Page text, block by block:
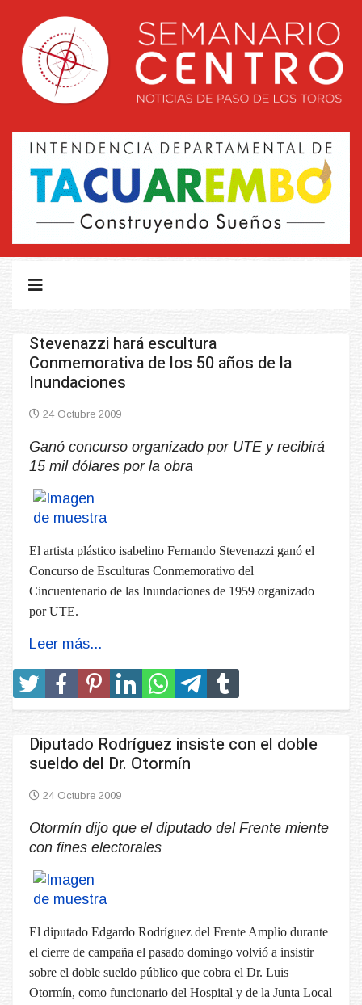
Stevenazzi hará escultura
Conmemorativa de los 50 años de la
Inundaciones
24 Octubre 2009
Ganó concurso organizado por UTE y recibirá
15 mil dólares por la obra
El artista plástico isabelino Fernando Stevenazzi ganó el
Concurso de Esculturas Conmemorativo del
Cincuentenario de las Inundaciones de 1959 organizado
por UTE.
Leer más...
Diputado Rodríguez insiste con el doble
sueldo del Dr. Otormín
24 Octubre 2009
Otormín dijo que el diputado del Frente miente
con fines electorales
El diputado Edgardo Rodríguez del Frente Amplio durante
el cierre de campaña el pasado domingo volvió a insistir
sobre el doble sueldo público que cobra el Dr. Luis
Otormín, como funcionario del Hospital y de la Junta Local